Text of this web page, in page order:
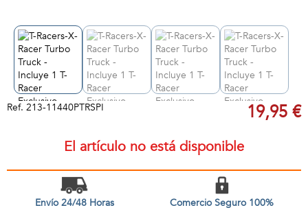
Ref. 213-11440PTRSPI 19,95 €
El artículo no está disponible
Envío 24/48 Horas Comercio Seguro 100%